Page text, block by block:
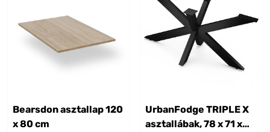
Bearsdon asztallap 120
x 80 cm
UrbanFodge TRIPLE X
asztallábak, 78 x 71 x